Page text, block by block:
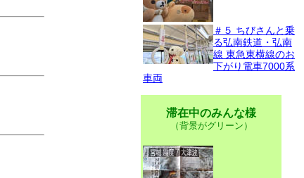
＃５ ちびさんと乗
る弘南鉄道・弘南
線 東急東横線のお
下がり電車7000系
車両
滞在中のみんな様
（背景がグリーン）